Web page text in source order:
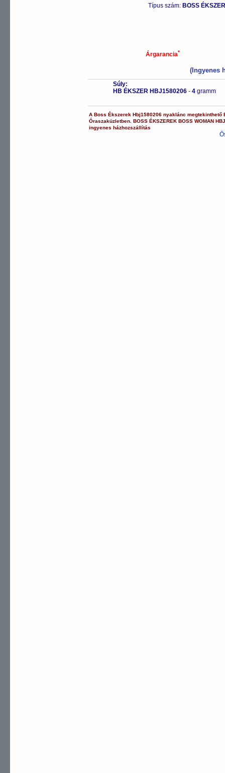
Típus szám: BOSS
Árgarancia*
(Ingyenes
Súly:
HB ÉKSZER HBJ1580206 - 4 gramm
ABoss Ékszerek Hbj1580206 nyaklánc megtekinthető
Óraszaküzletben.BOSS ÉKSZEREK BOSS WOMAN
ingyenes házhozszállítás